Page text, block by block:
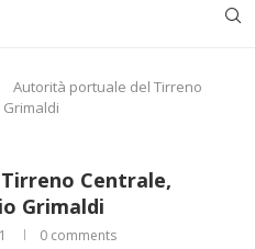
Autorità portuale del Tirreno
Centrale,
Grimaldi
0 comments